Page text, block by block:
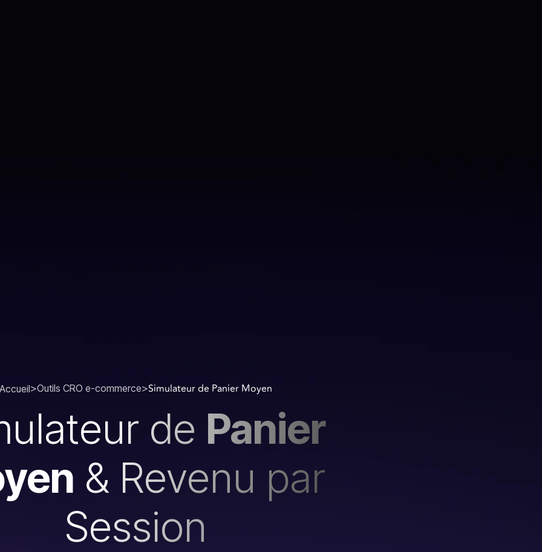
>Outils CRO e-commerce>Simulateur de Panier Moyen
de Panier
& Revenu par
Session